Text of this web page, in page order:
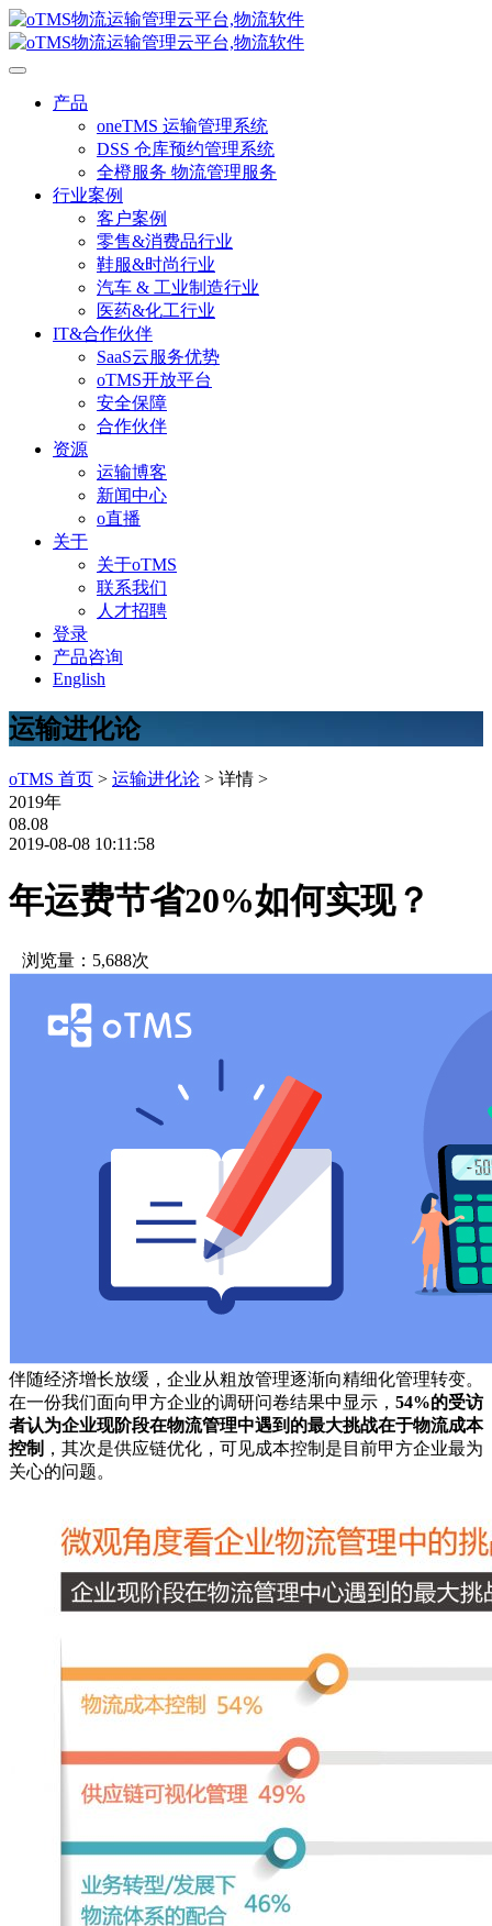
产品
oneTMS 运输管理系统
DSS 仓库预约管理系统
全橙服务 物流管理服务
行业案例
客户案例
零售&消费品行业
鞋服&时尚行业
汽车 & 工业制造行业
医药&化工行业
IT&合作伙伴
SaaS云服务优势
oTMS开放平台
安全保障
合作伙伴
资源
运输博客
新闻中心
o直播
关于
关于oTMS
联系我们
人才招聘
登录
产品咨询
English
运输进化论
oTMS 首页 > 运输进化论 > 详情 >
2019年
08.08
2019-08-08 10:11:58
年运费节省20%如何实现？
浏览量：5,688次
伴随经济增长放缓，企业从粗放管理逐渐向精细化管理转变。
在一份我们面向甲方企业的调研问卷结果中显示， 54%的受访
者认为企业现阶段在物流管理中遇到的最大挑战在于物流成本
控制 ，其次是供应链优化，可见成本控制是目前甲方企业最为
关心的问题。